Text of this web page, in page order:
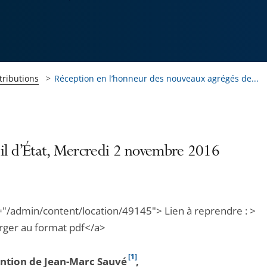
Réception en l’honneur des nouveaux agrégés de...
d’État, Mercredi 2 novembre 2016
admin/content/location/49145"> Lien à reprendre : >
au format pdf</a>
de Jean-Marc Sauvé[1],